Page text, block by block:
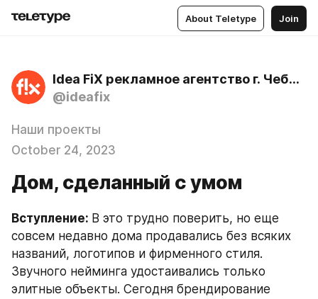
About Teletype Join
Idea FiX рекламное агентство г. Чебоксары
@ideafix
Наши проекты
October 24, 2023
Дом, сделанный с умом
Вступление: В это трудно поверить, но еще
совсем недавно дома продавались без всяких
названий, логотипов и фирменного стиля.
Звучного нейминга удостаивались только
элитные объекты. Сегодня брендирование